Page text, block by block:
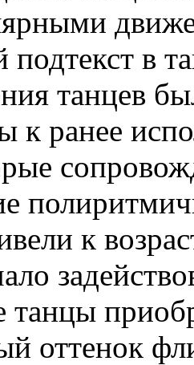
подтекст в
танцев
к ранее
к
танцы
оттенок